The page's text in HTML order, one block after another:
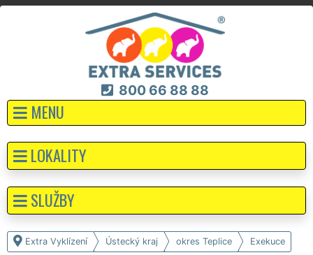
800 66 88 88
MENU
Extra Vyklízení Ústecký kraj okres Teplice Exekuce
LOKALITY
SLUŽBY